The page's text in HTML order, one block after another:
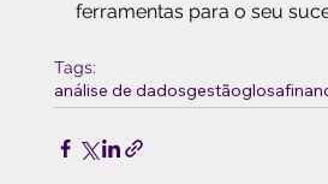
ferramentas para o seu
Tags:
análise de dadosgestãoglosa